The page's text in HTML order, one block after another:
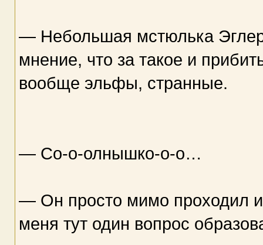
— Небольшая мстюлька
мнение, что за такое и
вообще эльфы, странные.
— Со-о-олнышко-о-о…
— Он просто мимо проходил
меня тут один вопрос